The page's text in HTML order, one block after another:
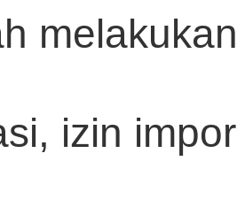
melakukan
izin impor